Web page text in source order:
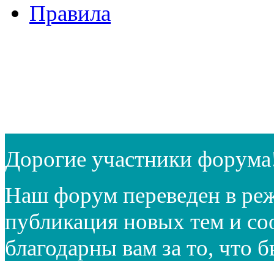
Правила
Дорогие участники
Наш форум переведен в
публикация новых тем и
благодарны вам за то, что